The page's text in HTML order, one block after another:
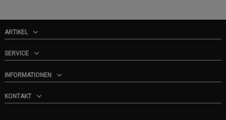
ARTIKEL
SERVICE
INFORMATIONEN
KONTAKT